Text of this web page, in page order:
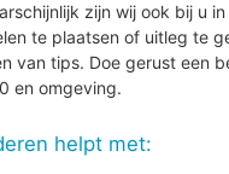
zijn wij ook bij u
te plaatsen of uitleg te
van tips. Doe gerust een
en omgeving.
helpt met: